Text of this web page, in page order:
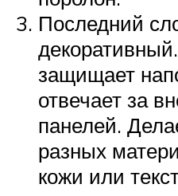
Последний
защищает
отвечает за
панелей.
разных
кожи или